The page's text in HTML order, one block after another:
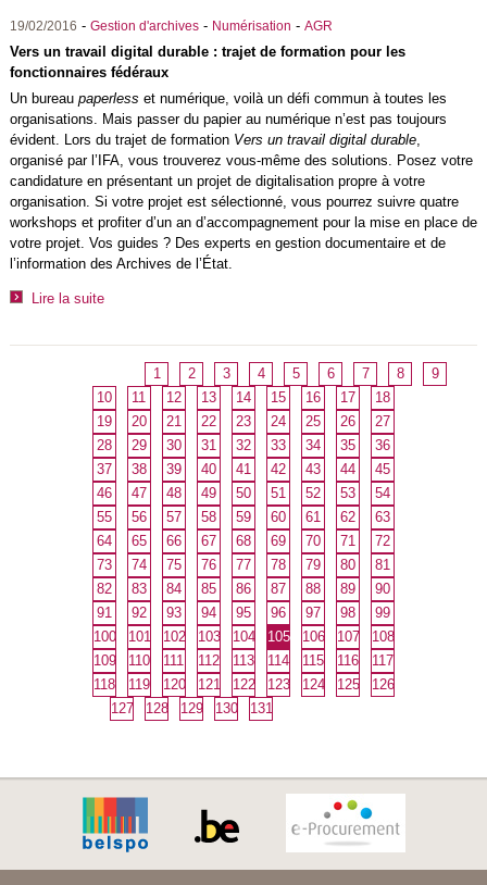
19/02/2016 - Gestion d'archives- Numérisation - AGR
Vers un travail digital durable : trajet de formation pour les
fonctionnaires fédéraux
Un bureau paperless et numérique, voilà un défi commun à toutes les
organisations. Mais passer du papier au numérique n’est pas toujours
évident. Lors du trajet de formation Vers un travail digital durable,
organisé par l’IFA, vous trouverez vous-même des solutions. Posez votre
candidature en présentant un projet de digitalisation propre à votre
organisation. Si votre projet est sélectionné, vous pourrez suivre quatre
workshops et profiter d’un an d’accompagnement pour la mise en place de
votre projet. Vos guides ? Des experts en gestion documentaire et de
l’information des Archives de l’État.
Lire la suite
1 2 3 4 5 6 7 8
9
10
11 12 13 14 15 16 17
18
19
20 21 22 23 24 25 26
27
28
29 30 31 32 33 34 35
36
37
38 39 40 41 42 43 44
45
46
47 48 49 50 51 52 53
54
55
56 57 58 59 60 61 62
63
64
65 66 67 68 69 70 71
72
73
74 75 76 77 78 79 80
81
82
83 84 85 86 87 88 89
90
91
92 93 94 95 96 97 98
99
100
101 102 103 104 105 106 107
108
109
110 111 112 113 114 115 116
117
118
119 120 121 122 123 124 125
126
127
128 129 130 131